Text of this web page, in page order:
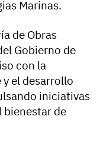
Marinas.
de Obras
Gobierno de
con la
el desarrollo
iniciativas
bienestar de